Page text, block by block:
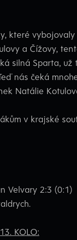
které
a Čížovy,
silná Sparta,
nás čeká
Natálie
v krajské
Velvary 2:3 (0:1)
KOLO: